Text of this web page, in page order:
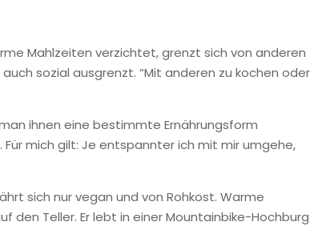
Mahlzeiten verzichtet, grenzt sich von anderen
sozial ausgrenzt. “Mit anderen zu kochen oder
ihnen eine bestimmte Ernährungsform
Für mich gilt: Je entspannter ich mit mir umgehe,
sich nur vegan und von Rohkost. Warme
den Teller. Er lebt in einer Mountainbike-Hochburg